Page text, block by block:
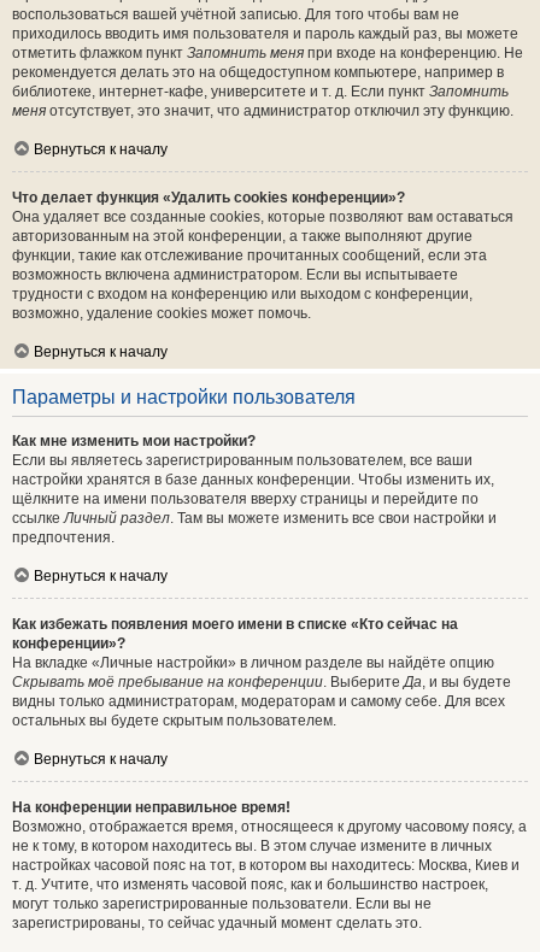
воспользоваться вашей учётной записью. Для того чтобы вам не
приходилось вводить имя пользователя и пароль каждый раз, вы можете
отметить флажком пункт Запомнить меня при входе на конференцию. Не
рекомендуется делать это на общедоступном компьютере, например в
библиотеке, интернет-кафе, университете и т. д. Если пункт Запомнить
меня отсутствует, это значит, что администратор отключил эту функцию.
Вернуться к началу
Что делает функция «Удалить cookies конференции»?
Она удаляет все созданные cookies, которые позволяют вам оставаться
авторизованным на этой конференции, а также выполняют другие
функции, такие как отслеживание прочитанных сообщений, если эта
возможность включена администратором. Если вы испытываете
трудности с входом на конференцию или выходом с конференции,
возможно, удаление cookies может помочь.
Вернуться к началу
Параметры и настройки пользователя
Как мне изменить мои настройки?
Если вы являетесь зарегистрированным пользователем, все ваши
настройки хранятся в базе данных конференции. Чтобы изменить их,
щёлкните на имени пользователя вверху страницы и перейдите по
ссылкеЛичный раздел. Там вы можете изменить все свои настройки и
предпочтения.
Вернуться к началу
Как избежать появления моего имени в списке «Кто сейчас на
конференции»?
На вкладке «Личные настройки» в личном разделе вы найдёте опцию
Скрывать моё пребывание на конференции. ВыберитеДа, и вы будете
видны только администраторам, модераторам и самому себе. Для всех
остальных вы будете скрытым пользователем.
Вернуться к началу
На конференции неправильное время!
Возможно, отображается время, относящееся к другому часовому поясу, а
не к тому, в котором находитесь вы. В этом случае измените в личных
настройках часовой пояс на тот, в котором вы находитесь: Москва, Киев и
т. д. Учтите, что изменять часовой пояс, как и большинство настроек,
могут только зарегистрированные пользователи. Если вы не
зарегистрированы, то сейчас удачный момент сделать это.